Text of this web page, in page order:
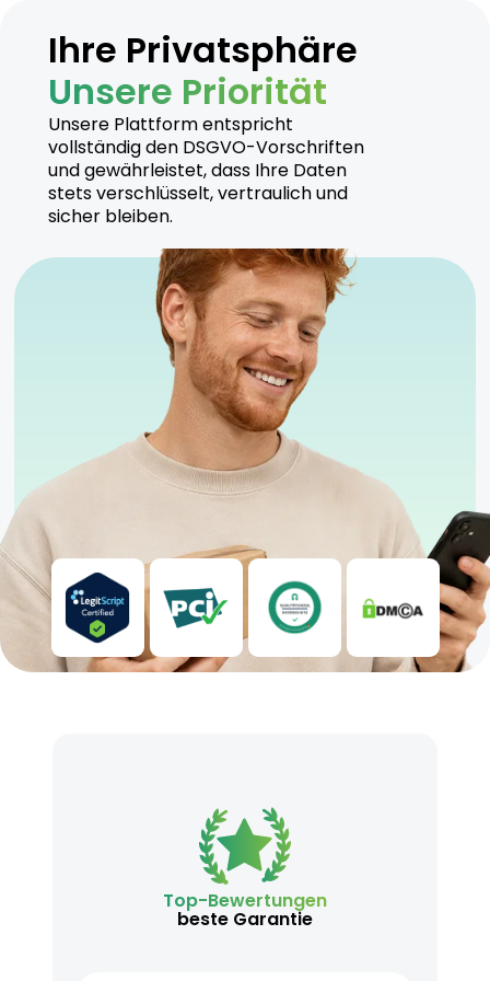
Hersteller
Cannamedical ist bekannt für seine hochwertigen
Cannabisprodukte und setzt auf nachhaltige
Anbaumethoden. Alle Produkte werden unter
strengen Kontrollen hergestellt.
Sicherheitshinweise
Kühl und trocken lagern, fern von direktem
Sonnenlicht.
Anwendung unter ärztlicher Aufsicht
empfohlen.
Geeignet für sowohl erfahrene als auch neue
Ihre Privatsphäre
Unsere Priorität
Unsere Plattform entspricht
vollständig den DSGVO-Vorschriften
und gewährleistet, dass Ihre Daten
stets verschlüsselt, vertraulich und
sicher bleiben.
Top-Bewertungen
beste Garantie